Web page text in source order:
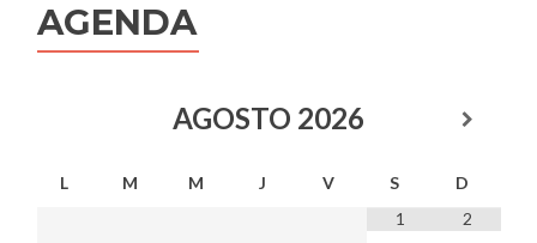
AGENDA
AGOSTO 2026
L M M J V S
D
1
2